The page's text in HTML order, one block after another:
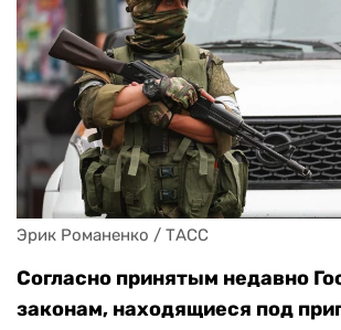
Эрик Романенко / ТАСС
Согласно принятым недавно
законам, находящиеся под